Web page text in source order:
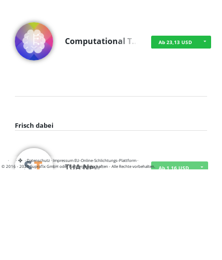
Computational T… Ab 23,13 USD
Frisch dabei
TUA News Ab 1,16 USD
· · ·Datenschutz·Impressum EU-Online-Schlichtungs-Plattform·
© 2016 - 2026 SupraTix GmbH oder Partnergesellschaften - Alle Rechte vorbehalten.